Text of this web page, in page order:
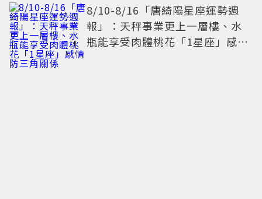
8/10-8/16「唐綺陽星座運勢週
報」：天秤事業更上一層樓、水
瓶能享受肉體桃花「1星座」感情